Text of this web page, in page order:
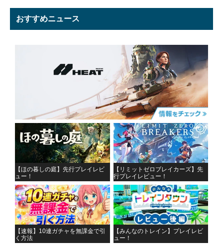
おすすめニュース
【ほの暮しの庭】先行プレイレビ
ュー！
【リミットゼロブレイカーズ】先
行プレイレビュー！
【速報】10連ガチャを無課金で引
く方法
【みんなのトレイン】プレイレビ
ュー！